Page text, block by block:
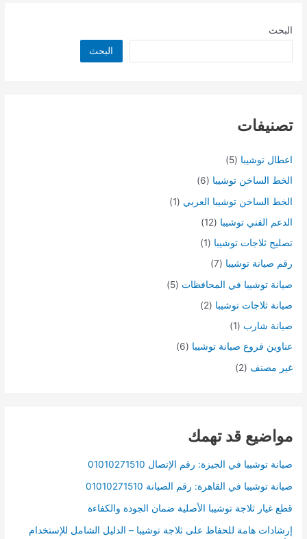
البحث
البحث
تصنيفات
اعطال توشيبا (5)
الخط الساخن توشيبا (6)
الخط الساخن توشيبا العربي (1)
الدعم الفني توشيبا (12)
تصليح ثلاجات توشيبا (1)
رقم صيانة توشيبا (7)
صيانة توشيبا في المحافظات (5)
صيانة ثلاجات توشيبا (2)
صيانة شارب (1)
عناوين فروع صيانة توشيبا (6)
غير مصنف (2)
مواضيع قد تهمك
صيانة توشيبا في الجيزة: رقم الإتصال 01010271510
صيانة توشيبا في القاهرة: رقم الصيانة 01010271510
قطع غيار ثلاجة توشيبا الأصلية ضمان الجودة والكفاءة
إرشادات هامة للحفاظ على ثلاجة توشيبا – الدليل الشامل للإستخدام